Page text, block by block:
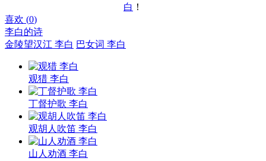
白 ！
喜欢 (0)
李白的诗
金陵望汉江 李白 巴女词 李白
观猎 李白
丁督护歌 李白
观胡人吹笛 李白
山人劝酒 李白